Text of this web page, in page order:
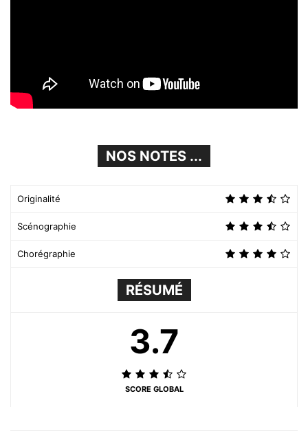
NOS NOTES ...
Originalité
Scénographie
Chorégraphie
RÉSUMÉ
3.7
SCORE GLOBAL